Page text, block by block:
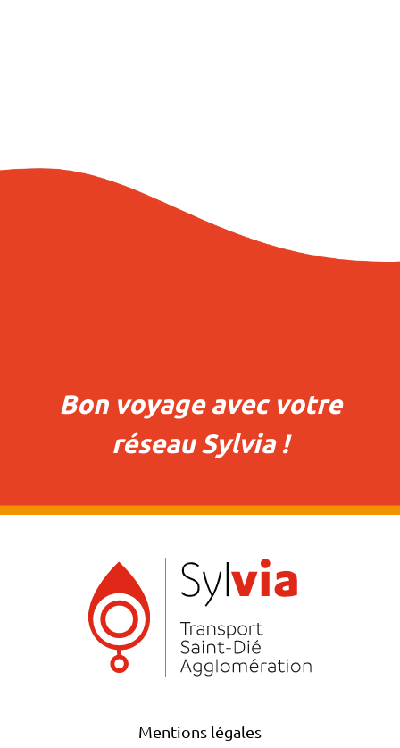
Bon voyage avec votre
réseau Sylvia !
Mentions légales